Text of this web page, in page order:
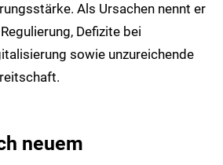
Als Ursachen nennt er
Defizite bei
sowie unzureichende
neuem